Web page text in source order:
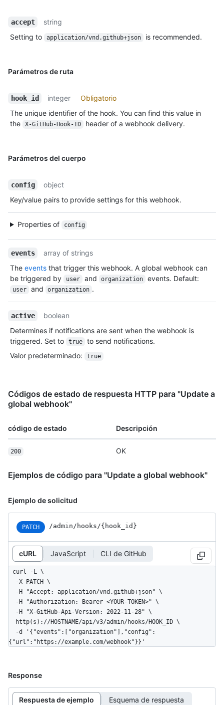
accept
string
Setting to
application/vnd.github+json is recommended.
Parámetros de ruta
hook_id integer
Obligatorio
The unique identifier of the hook. You can find this value in
the
X-GitHub-Hook-ID header of a webhook delivery.
Parámetros del cuerpo
config
object
Key/value pairs to provide settings for this webhook.
Properties of config
events
array of strings
The events that trigger this webhook. A global webhook can
be triggered by
user and organization events. Default:
user and organization .
active
boolean
Determines if notifications are sent when the webhook is
triggered. Set to
true
to send notifications.
Valor predeterminado: true
Códigos de estado de respuesta HTTP para "Update a
global webhook"
código de estado Descripción
200 OK
Ejemplos de código para "Update a global webhook"
Ejemplo de solicitud
PATCH /admin/hooks/{hook_id}
cURL JavaScript CLI de GitHub
curl -L \
{"url":"https://example.com/webhook"}}'
Response
Respuesta de ejemplo Esquema de respuesta